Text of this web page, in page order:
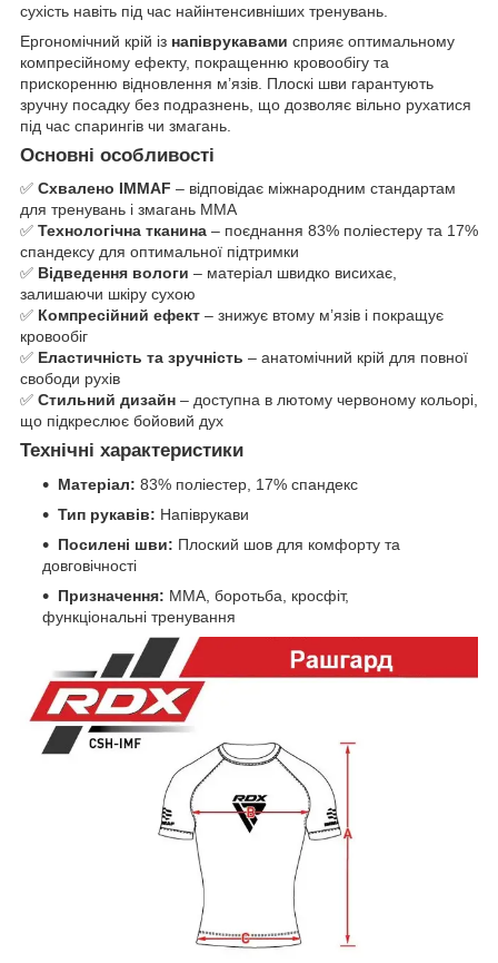
сухість навіть під час найінтенсивніших тренувань.
Ергономічний крій із напіврукавами сприяє оптимальному
компресійному ефекту, покращенню кровообігу та
прискоренню відновлення м’язів. Плоскі шви гарантують
зручну посадку без подразнень, що дозволяє вільно рухатися
під час спарингів чи змагань.
Основні особливості
✅ Схвалено IMMAF – відповідає міжнародним стандартам
для тренувань і змагань ММА
✅ Технологічна тканина – поєднання 83% поліестеру та 17%
спандексу для оптимальної підтримки
✅ Відведення вологи – матеріал швидко висихає,
залишаючи шкіру сухою
✅ Компресійний ефект – знижує втому м’язів і покращує
кровообіг
✅ Еластичність та зручність – анатомічний крій для повної
свободи рухів
✅ Стильний дизайн – доступна в лютому червоному кольорі,
що підкреслює бойовий дух
Технічні характеристики
Матеріал: 83% поліестер, 17% спандекс
Тип рукавів: Напіврукави
Посилені шви: Плоский шов для комфорту та
довговічності
Призначення: ММА, боротьба, кросфіт,
функціональні тренування